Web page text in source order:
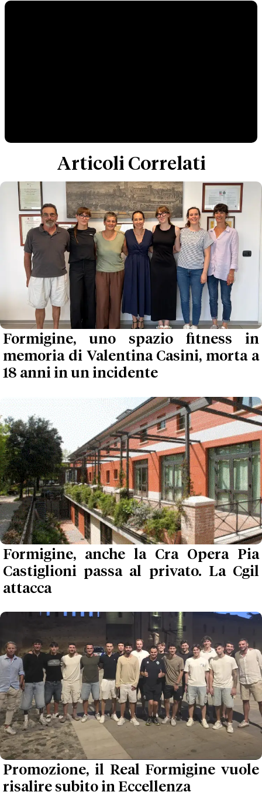
Articoli Correlati
Formigine, uno spazio fitness in
memoria di Valentina Casini, morta a
18 anni in un incidente
Formigine, anche la Cra Opera Pia
Castiglioni passa al privato. La Cgil
attacca
Promozione, il Real Formigine vuole
risalire subito in Eccellenza